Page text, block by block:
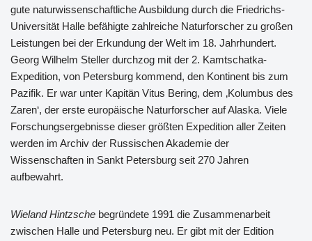
gute naturwissenschaftliche Ausbildung durch die Friedrichs-
Universität Halle befähigte zahlreiche Naturforscher zu großen
Leistungen bei der Erkundung der Welt im 18. Jahrhundert.
Georg Wilhelm Steller durchzog mit der 2. Kamtschatka-
Expedition, von Petersburg kommend, den Kontinent bis zum
Pazifik. Er war unter Kapitän Vitus Bering, dem ‚Kolumbus des
Zaren‘, der erste europäische Naturforscher auf Alaska. Viele
Forschungsergebnisse dieser größten Expedition aller Zeiten
werden im Archiv der Russischen Akademie der
Wissenschaften in Sankt Petersburg seit 270 Jahren
aufbewahrt.
Wieland Hintzsche begründete 1991 die Zusammenarbeit
zwischen Halle und Petersburg neu. Er gibt mit der Edition